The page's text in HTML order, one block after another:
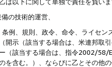
の技術的運営、
例、規則、政令、命令、ライセ
開示（該当する場合は、米連邦取
（該当する場合は、指令2002/58/
を含む。）、ならびに乙とその他